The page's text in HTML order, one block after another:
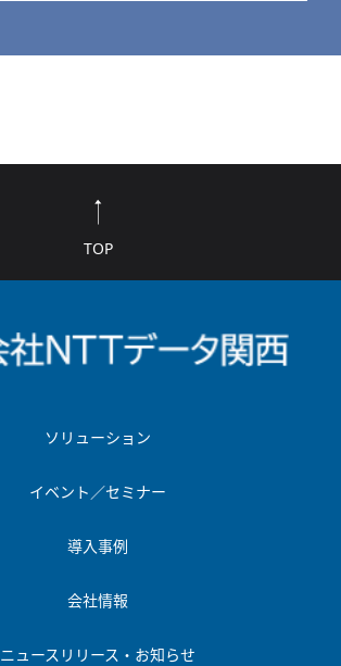
TOP
ソリューション
イベント／セミナー
導入事例
会社情報
ニュースリリース・お知らせ